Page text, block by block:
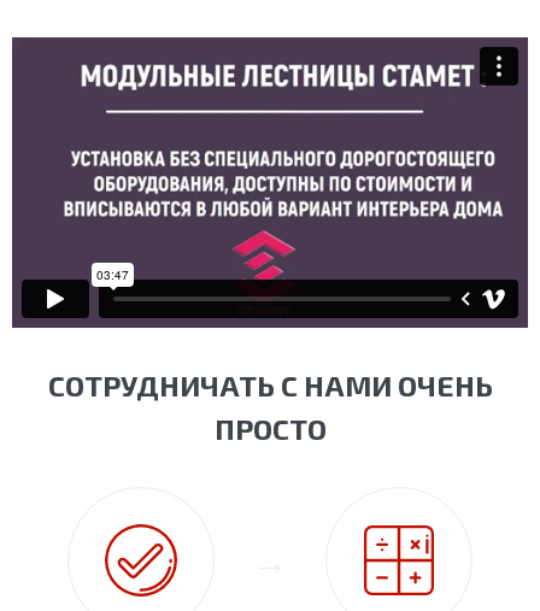
СОТРУДНИЧАТЬ С НАМИ ОЧЕНЬ
ПРОСТО